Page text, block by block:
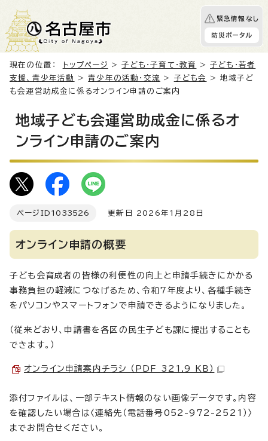
緊急情報なし
防災ポータル
現在の位置： トップページ >子ども・子育て・教育 >子ども・若者
支援、青少年活動
>青少年の活動・交流 > 子ども会
> 地域子ど
も会運営助成金に係るオンライン申請のご案内
地域子ども会運営助成金に係るオ
ンライン申請のご案内
ページID 1033526 更新日 2026年1月28日
オンライン申請の概要
子ども会育成者の皆様の利便性の向上と申請手続きにかかる
事務負担の軽減につなげるため、令和7年度より、各種手続き
をパソコンやスマートフォンで申請できるようになりました。
（従来どおり、申請書を各区の民生子ども課に提出することも
できます。）
オンライン申請案内チラシ （PDF 321.9 KB）
添付ファイルは、一部テキスト情報のない画像データです。内容
を確認したい場合は〈連絡先（電話番号052-972-2521）〉
までお問合せください。